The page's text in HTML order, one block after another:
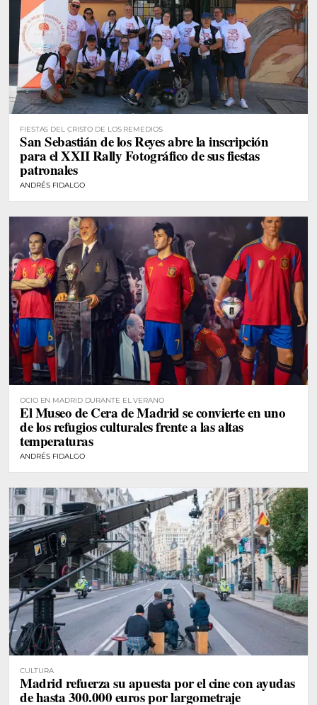
FIESTAS DEL CRISTO DE LOS REMEDIOS
San Sebastián de los Reyes abre la inscripción
para el XXII Rally Fotográfico de sus fiestas
patronales
ANDRÉS FIDALGO
OCIO EN MADRID DURANTE EL VERANO
El Museo de Cera de Madrid se convierte en uno
de los refugios culturales frente a las altas
temperaturas
ANDRÉS FIDALGO
CULTURA
Madrid refuerza su apuesta por el cine con ayudas
de hasta 300.000 euros por largometraje